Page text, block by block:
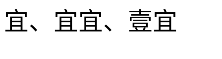
宜、宜宜、壹宜